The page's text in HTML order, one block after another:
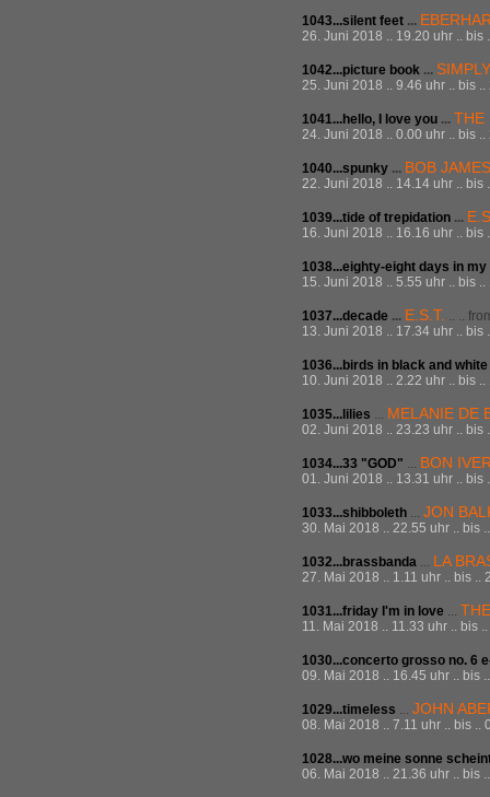
1043...silent feet ...
26. Juni 2018 .. 19.20 uhr .. bis
1042...picture book ...
25. Juni 2018 .. 9.46 uhr .. bis
1041...hello, I love you ... THE
24. Juni 2018 .. 0.00 uhr .. bis
1040...spunky ... BOB JAMES
22. Juni 2018 .. 14.14 uhr ..
1039...tide of trepidation ...
16. Juni 2018 .. 16.16 uhr ..
1038...eighty-eight days in
15. Juni 2018 .. 5.55 uhr .. bis
1037...decade ... E.S.T. .. ..
13. Juni 2018 .. 17.34 uhr ..
1036...birds in black and white
10. Juni 2018 .. 2.22 uhr .. bis
1035...lilies ... MELANIE DE
02. Juni 2018 .. 23.23 uhr .. bis
1034...33 "GOD" ... BON
01. Juni 2018 .. 13.31 uhr ..
1033...shibboleth ... JON
30. Mai 2018 .. 22.55 uhr .. bis
1032...brassbanda ... LA
27. Mai 2018 .. 1.11 uhr .. bis ..
1031...friday I'm in love ...
11. Mai 2018 .. 11.33 uhr .. bis
1030...concerto grosso no. 6
09. Mai 2018 .. 16.45 uhr .. bis
1029...timeless ... JOHN
08. Mai 2018 .. 7.11 uhr .. bis ..
1028...wo meine sonne
06. Mai 2018 .. 21.36 uhr .. bis